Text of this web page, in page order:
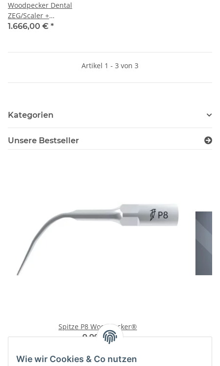
Woodpecker Dental
ZEG/Scaler +
Pulverstrahlgerät AP-B |
1.666,00 € *
Artikel 1 - 3 von 3
Kategorien
Unsere Bestseller
Spitze P8 Woodpecker®
9,99 €*
Wie wir Cookies & Co nutzen